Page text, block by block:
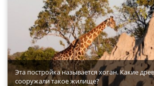
Эта постройка называется хоган. Какие
сооружали такое жилище?